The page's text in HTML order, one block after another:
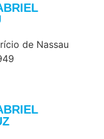
de Nassau